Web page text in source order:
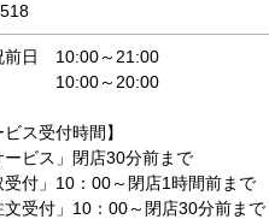
前日 10:00～21:00
10:00～20:00
ビス受付時間】
ービス」閉店30分前まで
受付」10：00～閉店1時間前まで
文受付」10：00～閉店30分前まで